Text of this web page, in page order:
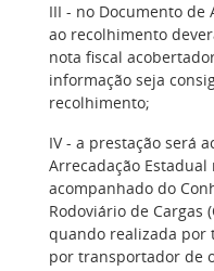
III - no Documento de
ao recolhimento
nota fiscal
informação seja
recolhimento;
IV - a prestação será
Arrecadação
acompanhado do
Rodoviário de Cargas
quando realizada por
por transportador de